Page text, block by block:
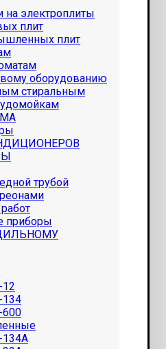
на электроплиты
плит
плит
оборудованию
стиральным
трубой
приборы
12
134
600
134A